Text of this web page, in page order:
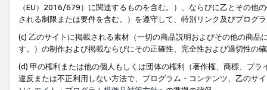
（EU）2016/679）に関連するものを含む。）、ならびに乙とその他
される制限または要件を含む。）を遵守して、特別リンク及びプログ
(c) 乙のサイトに掲載される素材（一切の商品説明およびその他の商
す。）の制作および掲載ならびにその正確性、完全性および適切性の
(d) 甲の権利または他の個人もしくは団体の権利（著作権、商標、プ
違反または不正利用しない方法で、プログラム・コンテンツ、乙のサ